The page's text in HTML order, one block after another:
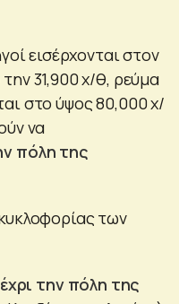
εισέρχονται στον
31,900 χ/θ, ρεύμα
στο ύψος 80,000 χ/
να
πόλη της
των
την πόλη της